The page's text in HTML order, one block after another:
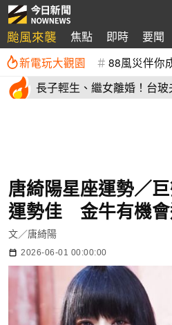
颱風來襲 焦點 即時 要聞
新電玩大觀園 88風災伴你
長子輕生、繼女離婚！台
唐綺陽星座運勢／
運勢佳 金牛有機會
文／唐綺陽
2026-06-01 00:00:00